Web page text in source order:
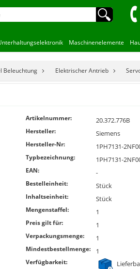
🔍︎
Maschinenelemente
Beleuchtung Elektrischer Antrieb
Artikelnummer: 20.372.776B
Hersteller: Siemens
Hersteller-Nr: 1PH7131-
Typbezeichnung: 1PH7131-
EAN: -
Bestelleinheit: Stück
Inhaltseinheit: Stück
Mengenstaffel: 1
Preis gilt für: 1
Verpackungsmenge: 1
Mindestbestellmenge: 1
Verfügbarkeit: